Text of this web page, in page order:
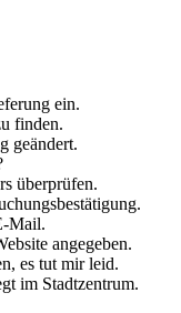
ein.
finden.
geändert.
überprüfen.
Mail.
angegeben.
es tut mir leid.
im Stadtzentrum.